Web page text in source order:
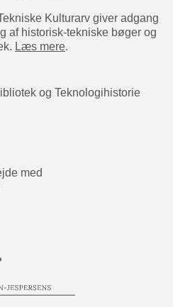
Kulturarv giver adgang
af historisk-tekniske bøger og
Læs mere.
og Teknologihistorie
med